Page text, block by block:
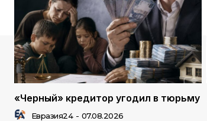
«Черный» кредитор угодил в тюрьму
Евразия24 - 07.08.2026